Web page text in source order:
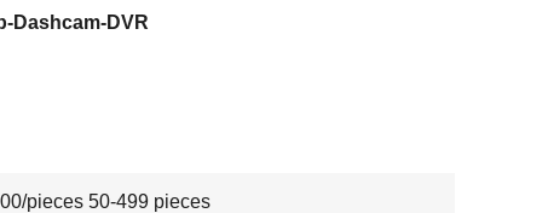
Dashcam-DVR
pieces 50-499 pieces